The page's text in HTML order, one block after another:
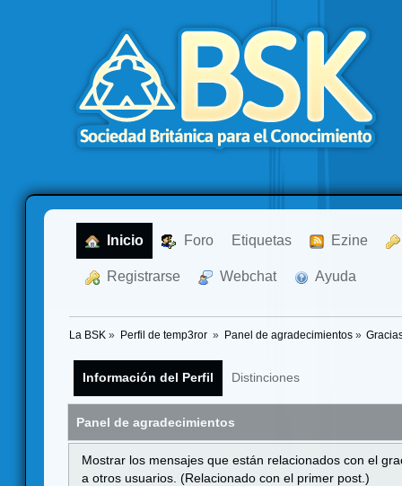
Inicio Foro Etiquetas Ezine
Registrarse Webchat Ayuda
La BSK » Perfil de temp3ror » Panel de agradecimientos»
Información del Perfil Distinciones
Panel de agradecimientos
Mostrar los mensajes que están relacionados con el
a otros usuarios. (Relacionado con el primer post.)